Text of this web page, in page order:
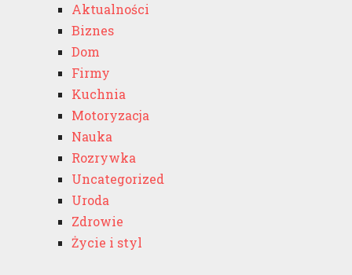
Aktualności
Biznes
Dom
Firmy
Kuchnia
Motoryzacja
Nauka
Rozrywka
Uncategorized
Uroda
Zdrowie
Życie i styl